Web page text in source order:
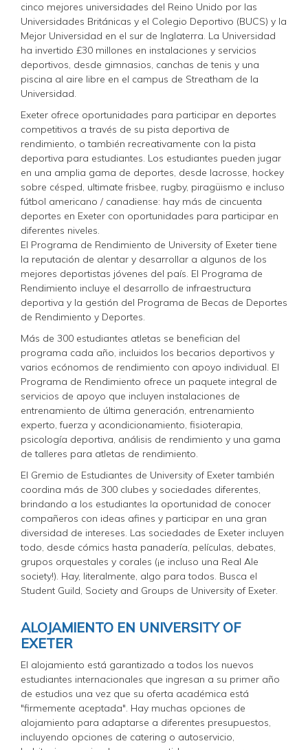
cinco mejores universidades del Reino Unido por las
Universidades Británicas y el Colegio Deportivo (BUCS) y la
Mejor Universidad en el sur de Inglaterra. La Universidad
ha invertido £30 millones en instalaciones y servicios
deportivos, desde gimnasios, canchas de tenis y una
piscina al aire libre en el campus de Streatham de la
Universidad.
Exeter ofrece oportunidades para participar en deportes
competitivos a través de su pista deportiva de
rendimiento, o también recreativamente con la pista
deportiva para estudiantes. Los estudiantes pueden jugar
en una amplia gama de deportes, desde lacrosse, hockey
sobre césped, ultimate frisbee, rugby, piragüismo e incluso
fútbol americano / canadiense: hay más de cincuenta
deportes en Exeter con oportunidades para participar en
diferentes niveles.
El Programa de Rendimiento de University of Exeter tiene
la reputación de alentar y desarrollar a algunos de los
mejores deportistas jóvenes del país. El Programa de
Rendimiento incluye el desarrollo de infraestructura
deportiva y la gestión del Programa de Becas de Deportes
de Rendimiento y Deportes.
Más de 300 estudiantes atletas se benefician del
programa cada año, incluidos los becarios deportivos y
varios ecónomos de rendimiento con apoyo individual. El
Programa de Rendimiento ofrece un paquete integral de
servicios de apoyo que incluyen instalaciones de
entrenamiento de última generación, entrenamiento
experto, fuerza y acondicionamiento, fisioterapia,
psicología deportiva, análisis de rendimiento y una gama
de talleres para atletas de rendimiento.
El Gremio de Estudiantes de University of Exeter también
coordina más de 300 clubes y sociedades diferentes,
brindando a los estudiantes la oportunidad de conocer
compañeros con ideas afines y participar en una gran
diversidad de intereses. Las sociedades de Exeter incluyen
todo, desde cómics hasta panadería, películas, debates,
grupos orquestales y corales (¡e incluso una Real Ale
society!). Hay, literalmente, algo para todos. Busca el
Student Guild, Society and Groups de University of Exeter.
ALOJAMIENTO EN UNIVERSITY OF
EXETER
El alojamiento está garantizado a todos los nuevos
estudiantes internacionales que ingresan a su primer año
de estudios una vez que su oferta académica está
"firmemente aceptada". Hay muchas opciones de
alojamiento para adaptarse a diferentes presupuestos,
incluyendo opciones de catering o autoservicio,